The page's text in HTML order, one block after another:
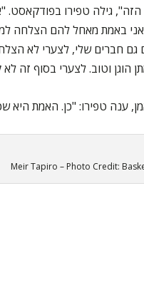
גילה טפירו בפודקאסט.
באמת מאחל להם הצלחה
חברים שלי, לצערי לא
הוגן וטוב. לצערי בסוף זה
ענה טפירו: "כן. האמת היא
Meir Tapiro – Photo Credit: